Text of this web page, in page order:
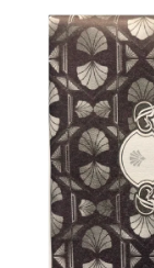
hvězdiček.